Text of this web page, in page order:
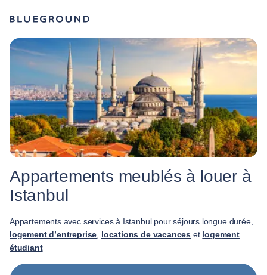
Appartements meublés à louer à
Istanbul
Appartements avec services à Istanbul pour séjours longue durée,
logement d’entreprise locations de vacances et logement
étudiant